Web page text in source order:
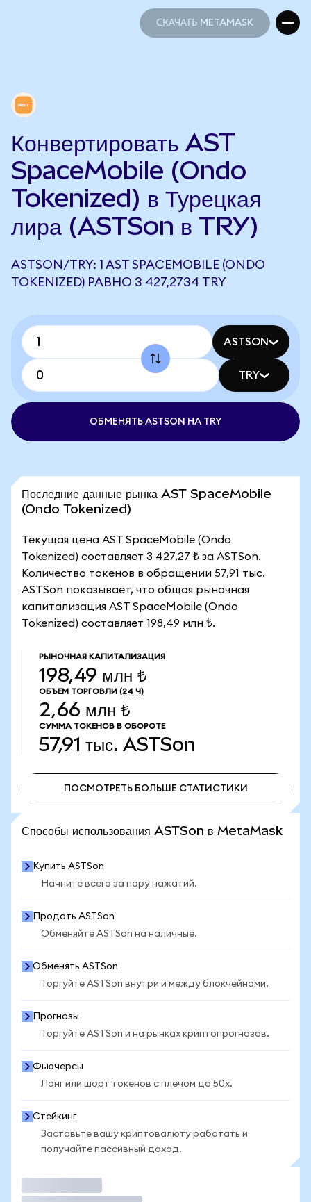
СКАЧАТЬ METAMASK
Конвертировать AST
SpaceMobile (Ondo
Tokenized) в Турецкая
лира (ASTSon в TRY)
ASTSON/TRY: 1 AST SPACEMOBILE (ONDO
TOKENIZED) РАВНО 3 427,2734 TRY
ASTSON
TRY
ОБМЕНЯТЬ ASTSON НА TRY
Последние данные рынка AST SpaceMobile
(Ondo Tokenized)
Текущая цена AST SpaceMobile (Ondo
Tokenized) составляет 3 427,27 ₺ за ASTSon.
Количество токенов в обращении 57,91 тыс.
ASTSon показывает, что общая рыночная
капитализация AST SpaceMobile (Ondo
Tokenized) составляет 198,49 млн ₺.
РЫНОЧНАЯ КАПИТАЛИЗАЦИЯ
198,49 млн ₺
ОБЪЕМ ТОРГОВЛИ (24 Ч)
2,66 млн ₺
СУММА ТОКЕНОВ В ОБОРОТЕ
57,91 тыс. ASTSon
ПОСМОТРЕТЬ БОЛЬШЕ СТАТИСТИКИ
Способы использования ASTSon в MetaMask
Купить ASTSon
Начните всего за пару нажатий.
Продать ASTSon
Обменяйте ASTSon на наличные.
Обменять ASTSon
Торгуйте ASTSon внутри и между блокчейнами.
Прогнозы
Торгуйте ASTSon и на рынках криптопрогнозов.
Фьючерсы
Лонг или шорт токенов с плечом до 50x.
Стейкинг
Заставьте вашу криптовалюту работать и
получайте пассивный доход.